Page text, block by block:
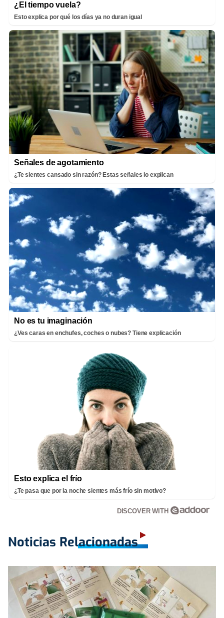
¿El tiempo vuela?
Esto explica por qué los días ya no duran igual
Señales de agotamiento
¿Te sientes cansado sin razón? Estas señales lo explican
No es tu imaginación
¿Ves caras en enchufes, coches o nubes? Tiene explicación
Esto explica el frío
¿Te pasa que por la noche sientes más frío sin motivo?
DISCOVER WITH
Noticias Relacionadas